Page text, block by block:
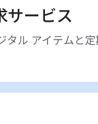
サービス
タル アイテムと